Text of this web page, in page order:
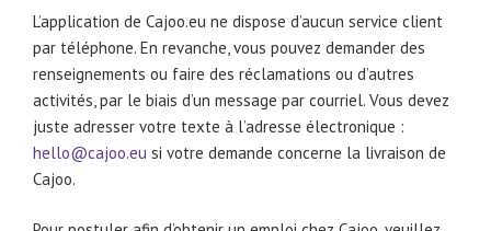
L’application de Cajoo.eu ne dispose d’aucun service client
par téléphone. En revanche, vous pouvez demander des
renseignements ou faire des réclamations ou d’autres
activités, par le biais d’un message par courriel. Vous devez
juste adresser votre texte à l’adresse électronique :
hello@cajoo.eu si votre demande concerne la livraison de
Cajoo.